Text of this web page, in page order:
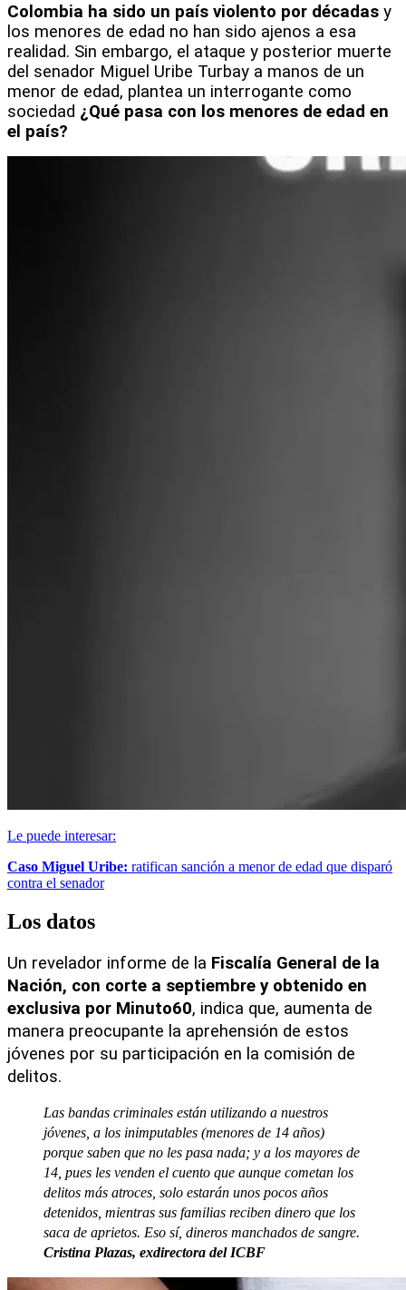
Colombia ha sido un país violento por décadas y
los menores de edad no han sido ajenos a esa
realidad. Sin embargo, el ataque y posterior muerte
del senador Miguel Uribe Turbay a manos de un
menor de edad, plantea un interrogante como
sociedad ¿Qué pasa con los menores de edad en
el país?
Le puede interesar:
Caso Miguel Uribe: ratifican sanción a menor de edad que disparó
contra el senador
Los datos
Un revelador informe de la Fiscalía General de la
Nación, con corte a septiembre y obtenido en
exclusiva por Minuto60, indica que, aumenta de
manera preocupante la aprehensión de estos
jóvenes por su participación en la comisión de
delitos.
Las bandas criminales están utilizando a nuestros
jóvenes, a los inimputables (menores de 14 años)
porque saben que no les pasa nada; y a los mayores de
14, pues les venden el cuento que aunque cometan los
delitos más atroces, solo estarán unos pocos años
detenidos, mientras sus familias reciben dinero que los
saca de aprietos. Eso sí, dineros manchados de sangre.
Cristina Plazas, exdirectora del ICBF